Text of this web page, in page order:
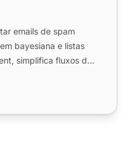
emails de spam
bayesiana e listas
simplifica fluxos de